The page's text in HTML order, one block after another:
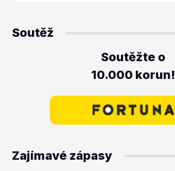
Soutěž
Soutěžte o
10.000 korun!
Zajímavé zápasy